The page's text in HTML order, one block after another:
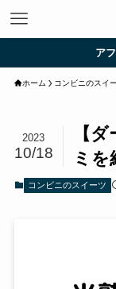
ア
ホーム コンビニのスイ
【
ミ
2023
10/18
コンビニのスイーツ